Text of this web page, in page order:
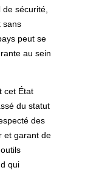
sécurité,
sans
peut se
au sein
cet État
du statut
des
et garant de
qui